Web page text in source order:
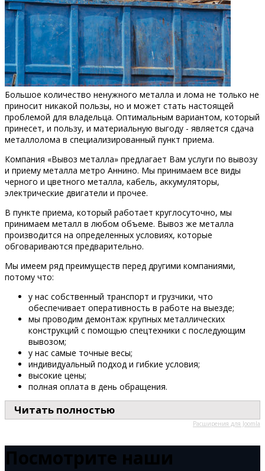
Большое количество ненужного металла и лома не только не
приносит никакой пользы, но и может стать настоящей
проблемой для владельца. Оптимальным вариантом, который
принесет, и пользу, и материальную выгоду - является сдача
металлолома в специализированный пункт приема.
Компания «Вывоз металла» предлагает Вам услуги по вывозу
и приему металла метро Аннино. Мы принимаем все виды
черного и цветного металла, кабель, аккумуляторы,
электрические двигатели и прочее.
В пункте приема, который работает круглосуточно, мы
принимаем металл в любом объеме. Вывоз же металла
производится на определенных условиях, которые
обговариваются предварительно.
Мы имеем ряд преимуществ перед другими компаниями,
потому что:
у нас собственный транспорт и грузчики, что
обеспечивает оперативность в работе на выезде;
мы проводим демонтаж крупных металлических
конструкций с помощью спецтехники с последующим
вывозом;
у нас самые точные весы;
индивидуальный подход и гибкие условия;
высокие цены;
полная оплата в день обращения.
Читать полностью
Расширения для Joomla
Посмотрите наши